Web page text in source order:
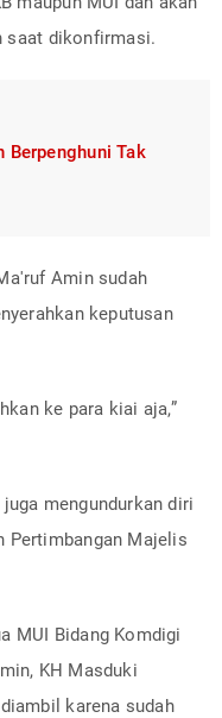
saat dikonfirmasi.
Berpenghuni Tak
Amin sudah
keputusan
ke para kiai aja,”
mengundurkan diri
Pertimbangan Majelis
MUI Bidang Komdigi
KH Masduki
karena sudah